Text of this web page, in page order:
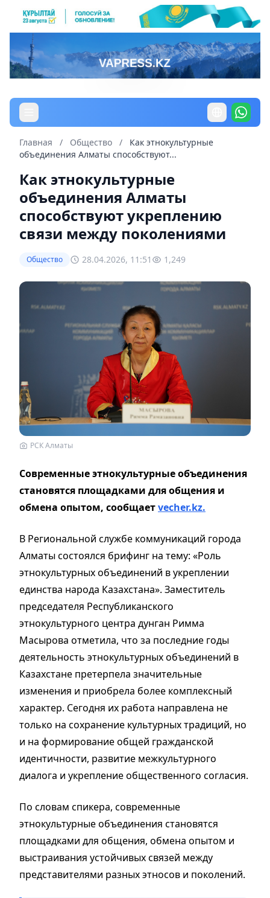
Главная / Общество /
Как этнокультурные
объединения Алматы способствуют...
Как этнокультурные
объединения Алматы
способствуют укреплению
связи между поколениями
Общество 28.04.2026, 11:51 1,249
РСК Алматы
Современные этнокультурные объединения
становятся площадками для общения и
обмена опытом, сообщаетvecher.kz.
В Региональной службе коммуникаций города
Алматы состоялся брифинг на тему: «Роль
этнокультурных объединений в укреплении
единства народа Казахстана». Заместитель
председателя Республиканского
этнокультурного центра дунган Римма
Масырова отметила, что за последние годы
деятельность этнокультурных объединений в
Казахстане претерпела значительные
изменения и приобрела более комплексный
характер. Сегодня их работа направлена не
только на сохранение культурных традиций, но
и на формирование общей гражданской
идентичности, развитие межкультурного
диалога и укрепление общественного согласия.
По словам спикера, современные
этнокультурные объединения становятся
площадками для общения, обмена опытом и
выстраивания устойчивых связей между
представителями разных этносов и поколений.